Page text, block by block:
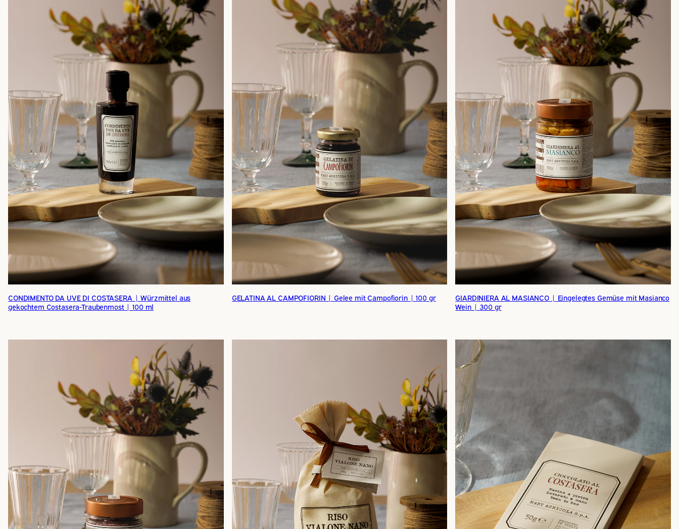
CONDIMENTO DA UVE DI COSTASERA | Würzmittel aus
gekochtem Costasera-Traubenmost | 100 ml
GELATINA AL CAMPOFIORIN | Gelee mit Campofiorin | 100 gr
GIARDINIERA AL MASIANCO | Eingelegtes Gemüse mit Masianco
Wein | 300 gr